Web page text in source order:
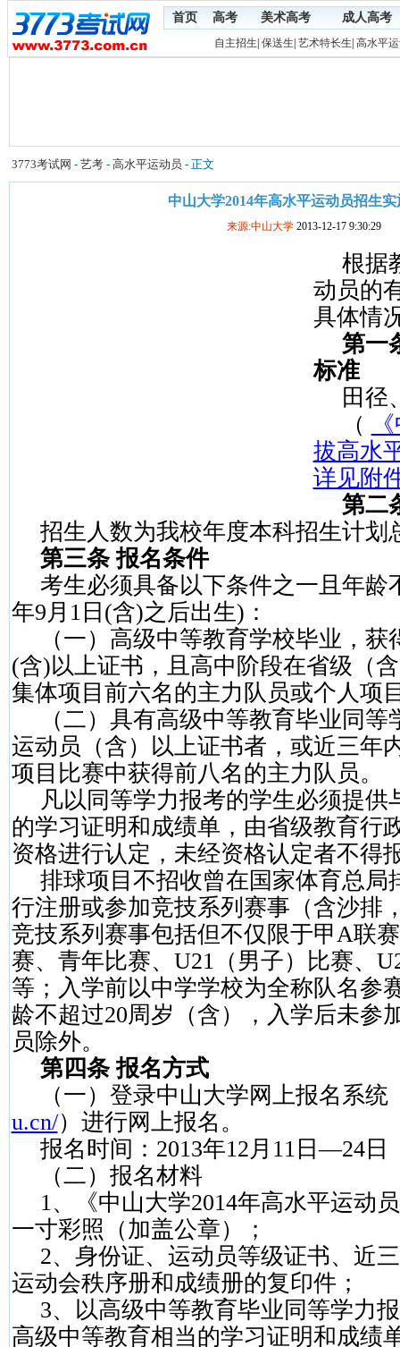
首页 高考 美术高考 成人高考
自主招生 保送生 艺术特长生 高水平
3773考试网 - 艺考 - 高水平运动员 - 正文
中山大学2014年高水平运动员招生
来源:中山大学 2013-12-17 9:30:29
根据
动员的
具体情
第一
标准
田径
（
拔高水
详见附
第二
招生人数为我校年度本科招生计划
第三条 报名条件
考生必须具备以下条件之一且年龄
年9月 1 日 (含)之后出生) ：
（一）高级中等教育学校毕业，
(含)以上证书，且高中阶段在省级（
集体项目前六名的主力队员或个人项
（二）具有高级中等教育毕业同
运动员（含）以上证书者，或近三年
项目比赛中获得前八名的主力队员。
凡以同等学力报考的学生必须提供
的学习证明和成绩单，由省级教育行
资格进行认定，未经资格认定者不得
排球项目不招收曾在国家体育总局
行注册或参加竞技系列赛事（含沙排
竞技系列赛事包括但不仅限于甲A联
赛、青年比赛、 U21 （男子）比赛、
等；入学前以中学学校为全称队名参
龄不超过20周岁（含），入学后未参
员除外。
第四条 报名方式
（一）登录中山大学网上报名系统
u.cn/）进行网上报名。
报名时间： 2013年12月 11 日—24日
（二）报名材料
1、《中山大学2014年高水平运动
一寸彩照（加盖公章）；
2、身份证、运动员等级证书、近
运动会秩序册和成绩册的复印件；
3、以高级中等教育毕业同等学力
高级中等教育相当的学习证明和成绩